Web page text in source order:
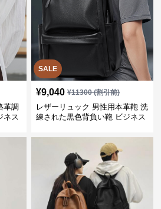
革調
ネス
SALE
¥9,040 ¥11300(割引前)
レザーリュック 男性用本革鞄 洗
練された黒色背負い鞄 ビジネス